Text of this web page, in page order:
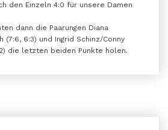
den Einzeln 4:0 für unsere Damen
dann die Paarungen Diana
(7:6, 6:3) und Ingrid Schinz/Conny
die letzten beiden Punkte holen.